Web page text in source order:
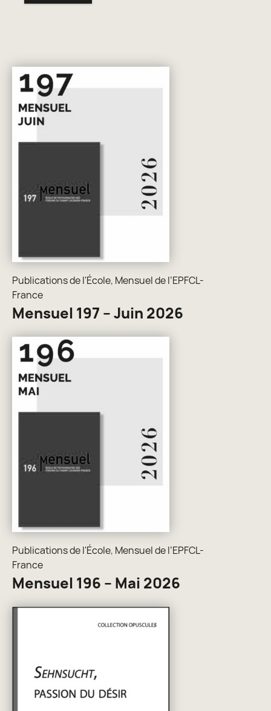
Publications de l'École, Mensuel de l’EPFCL-
France
Mensuel 197 – Juin 2026
Publications de l'École, Mensuel de l’EPFCL-
France
Mensuel 196 – Mai 2026